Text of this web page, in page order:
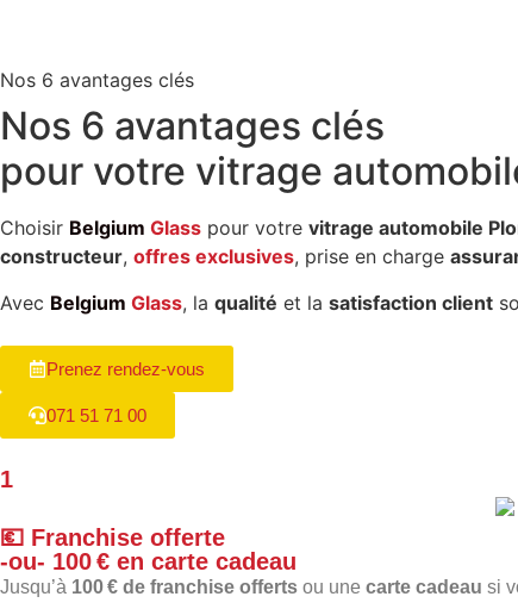
Nos 6 avantages clés
Nos 6 avantages clés
pour votre vitrage
Choisir Belgium Glass pour votre vitrage automobile
constructeur, offres exclusives, prise en charge
Avec Belgium Glass, la qualité et la satisfaction client
Prenez rendez-vous
071 51 71 00
1
💶 Franchise offerte
-ou- 100 € en carte cadeau
Jusqu’à 100 € de franchise offerts ou une carte cadeau si